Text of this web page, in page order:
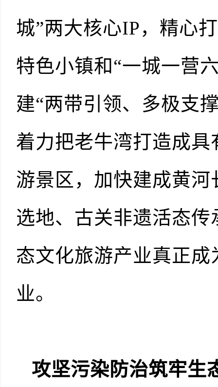
城”两大核心IP，精心
特色小镇和“一城一营
建“两带引领、多极支
着力把老牛湾打造成
游景区，加快建成黄
选地、古关非遗活态
态文化旅游产业真正
业。
攻坚污染防治筑牢生